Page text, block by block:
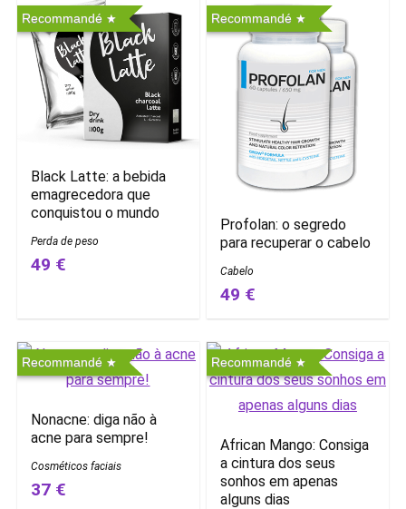
Recommandé
Black Latte: a bebida
emagrecedora que
conquistou o mundo
Perda de peso
49 €
Recommandé
Profolan: o segredo
para recuperar o cabelo
Cabelo
49 €
Recommandé
Nonacne: diga não à
acne para sempre!
Cosméticos faciais
37 €
Recommandé
African Mango: Consiga
a cintura dos seus
sonhos em apenas
alguns dias